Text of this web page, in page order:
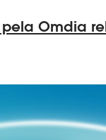
Omdia